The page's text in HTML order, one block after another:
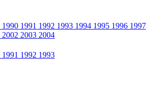
1990 1991 1992 1993 1994 1995 1996 1997
2002 2003 2004
1991 1992 1993